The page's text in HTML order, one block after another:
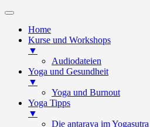
Home
Kurse und Workshops
▼
Audiodateien
Yoga und Gesundheit
▼
Yoga und Burnout
Yoga Tipps
▼
Die antaraya im Yogasutra